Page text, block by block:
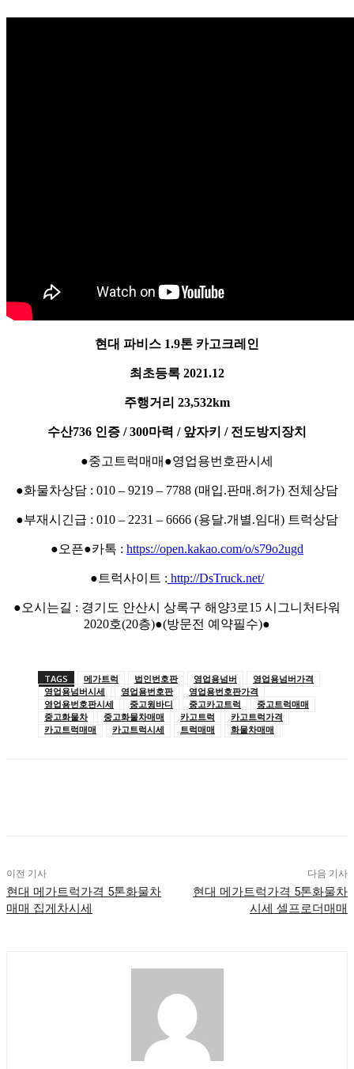
현대 파비스 1.9톤 카고크레인
최초등록 2021.12
주행거리 23,532km
수산736 인증 / 300마력 / 앞자키 / 전도방지장치
●중고트럭매매●영업용번호판시세
●화물차상담 : 010 – 9219 – 7788 (매입.판매.허가) 전체상담
●부재시긴급 : 010 – 2231 – 6666 (용달.개별.임대) 트럭상담
●오픈●카톡 : https://open.kakao.com/o/s79o2ugd
●트럭사이트 : http://DsTruck.net/
●오시는길 : 경기도 안산시 상록구 해양3로15 시그니처타워
2020호(20층)●(방문전 예약필수)●
TAGS 메가트럭 법인번호판 영업용넘버
영업용넘버가격
영업용넘버시세
영업용번호판
영업용번호판가격
영업용번호판시세
중고윙바디 중고카고트럭
중고트럭매매
중고화물차
중고화물차매매 카고트럭
카고트럭가격
카고트럭매매
카고트럭시세 트럭매매 화물차매매
이전 기사
현대 메가트럭가격 5톤화물차
매매 집게차시세
다음 기사
현대 메가트럭가격 5톤화물차
시세 셀프로더매매